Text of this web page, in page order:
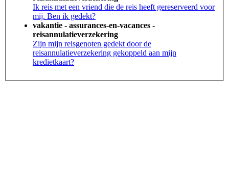
Ik reis met een vriend die de reis heeft gereserveerd voor
mij. Ben ik gedekt?
vakantie - assurances-en-vacances -
reisannulatieverzekering
Zijn mijn reisgenoten gedekt door de
reisannulatieverzekering gekoppeld aan mijn
kredietkaart?